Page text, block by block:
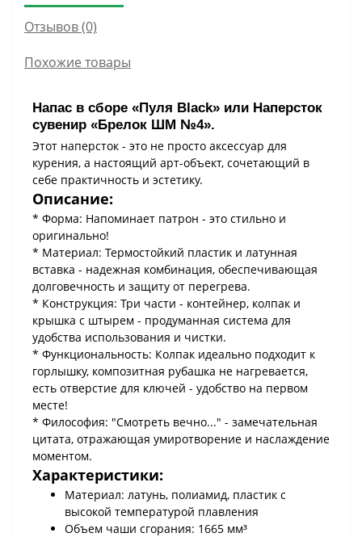
Отзывов (0)
Похожие товары
Напас в сборе «Пуля Black» или Наперсток
сувенир «Брелок ШМ №4».
Этот наперсток - это не просто аксессуар для
курения, а настоящий арт-объект, сочетающий в
себе практичность и эстетику.
Описание:
* Форма: Напоминает патрон - это стильно и
оригинально!
* Материал: Термостойкий пластик и латунная
вставка - надежная комбинация, обеспечивающая
долговечность и защиту от перегрева.
* Конструкция: Три части - контейнер, колпак и
крышка с штырем - продуманная система для
удобства использования и чистки.
* Функциональность: Колпак идеально подходит к
горлышку, композитная рубашка не нагревается,
есть отверстие для ключей - удобство на первом
месте!
* Философия: "Смотреть вечно..." - замечательная
цитата, отражающая умиротворение и наслаждение
моментом.
Характеристики:
Материал: латунь, полиамид, пластик с
высокой температурой плавления
Объем чаши сгорания: 1665 мм³